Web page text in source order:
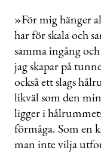
»För mig hänger
har för skala och
samma ingång
jag skapar på
också ett slags
likväl som den
ligger i
förmåga. Som en
man inte vilja